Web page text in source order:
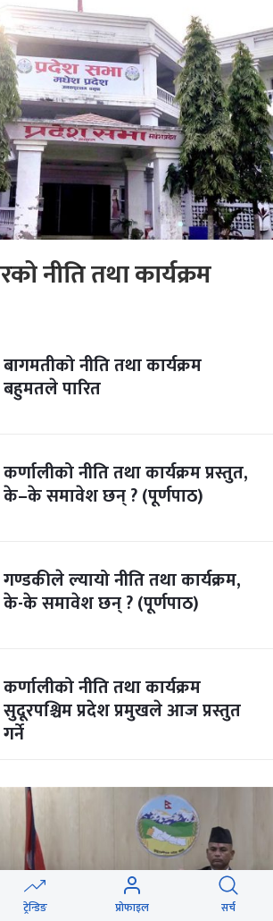
नीति तथा कार्यक्रम
बागमतीको नीति तथा कार्यक्रम
बहुमतले पारित
कर्णालीको नीति तथा कार्यक्रम प्रस्तुत,
के–के समावेश छन् ? (पूर्णपाठ)
गण्डकीले ल्यायो नीति तथा कार्यक्रम,
के-के समावेश छन् ? (पूर्णपाठ)
कर्णालीको नीति तथा कार्यक्रम
सुदूरपश्चिम प्रदेश प्रमुखले आज प्रस्तुत
गर्ने
ट्रेन्डिङ प्रोफाइल सर्च